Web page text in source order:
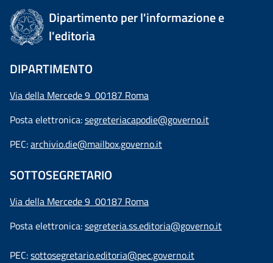
Dipartimento per l'informazione e
l'editoria
DIPARTIMENTO
Via della Mercede 9 00187 Roma
Posta elettronica:segreteriacapodie@governo.it
PEC:archivio.die@mailbox.governo.it
SOTTOSEGRETARIO
Via della Mercede 9 00187 Roma
Posta elettronica:segreteria.ss.editoria@governo.it
PEC:sottosegretario.editoria@pec.governo.it